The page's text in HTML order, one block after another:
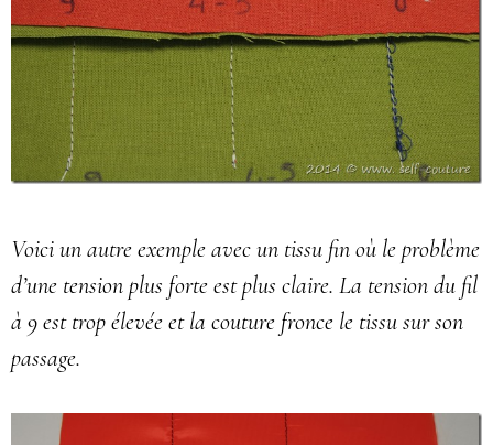
Voici un autre exemple avec un tissu fin où le problème
d’une tension plus forte est plus claire. La tension du fil
à 9 est trop élevée et la couture fronce le tissu sur son
passage.